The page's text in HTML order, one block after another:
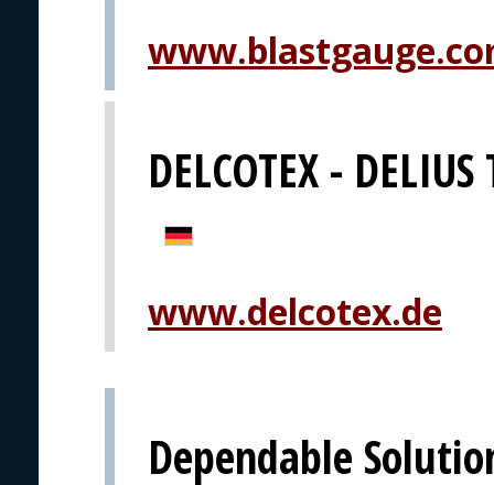
DELCOTEX -
www.delcotex.de
Dependable